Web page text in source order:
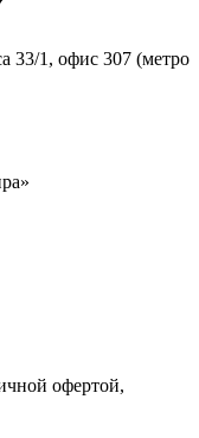
33/1, офис 307 (метро
офертой,